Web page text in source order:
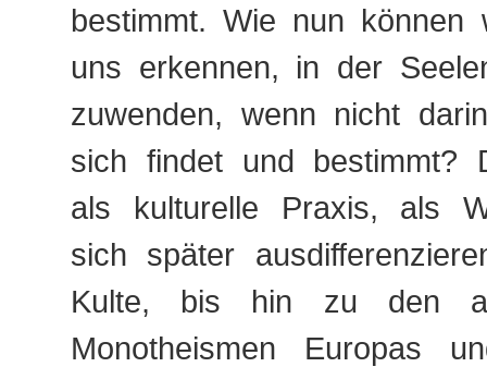
bestimmt. Wie nun
uns erkennen, in der
zuwenden, wenn nicht
sich findet und
als kulturelle Praxis, als
sich später
Kulte, bis hin zu den
Monotheismen Europas